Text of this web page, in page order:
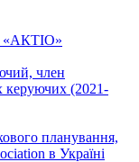
член
керуючих (2021-
планування,
в Україні